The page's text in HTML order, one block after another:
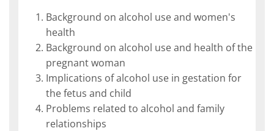
Background on alcohol use and women's
health
Background on alcohol use and health of the
pregnant woman
Implications of alcohol use in gestation for
the fetus and child
Problems related to alcohol and family
relationships